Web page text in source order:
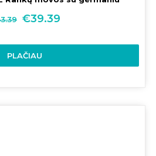
€39.39
PLAČIAU